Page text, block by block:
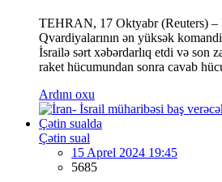
TEHRAN, 17 Oktyabr (Reuters) –
Qvardiyalarının ən yüksək
İsrailə sərt xəbərdarlıq etdi və son
raket hücumundan sonra cavab
Ardını oxu
Çətin sual
15 Aprel 2024 19:45
5685